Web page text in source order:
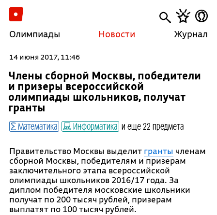
Олимпиады Новости Журнал
14 июня 2017, 11:46
Члены сборной Москвы, победители
и призеры всероссийской
олимпиады школьников, получат
гранты
Математика Информатика и еще 22 предмета
Правительство Москвы выделит гранты членам
сборной Москвы, победителям и призерам
заключительного этапа всероссийской
олимпиады школьников 2016/17 года. За
диплом победителя московские школьники
получат по 200 тысяч рублей, призерам
выплатят по 100 тысяч рублей.